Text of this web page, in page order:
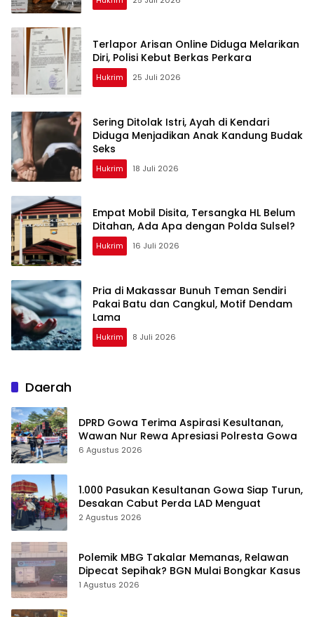
Terlapor Arisan Online Diduga Melarikan
Diri, Polisi Kebut Berkas Perkara
Hukrim 25 Juli 2026
Sering Ditolak Istri, Ayah di Kendari
Diduga Menjadikan Anak Kandung Budak
Seks
Hukrim 18 Juli 2026
Empat Mobil Disita, Tersangka HL Belum
Ditahan, Ada Apa dengan Polda Sulsel?
Hukrim 16 Juli 2026
Pria di Makassar Bunuh Teman Sendiri
Pakai Batu dan Cangkul, Motif Dendam
Lama
Hukrim 8 Juli 2026
Daerah
DPRD Gowa Terima Aspirasi Kesultanan,
Wawan Nur Rewa Apresiasi Polresta Gowa
6 Agustus 2026
1.000 Pasukan Kesultanan Gowa Siap Turun,
Desakan Cabut Perda LAD Menguat
2 Agustus 2026
Polemik MBG Takalar Memanas, Relawan
Dipecat Sepihak? BGN Mulai Bongkar Kasus
1 Agustus 2026